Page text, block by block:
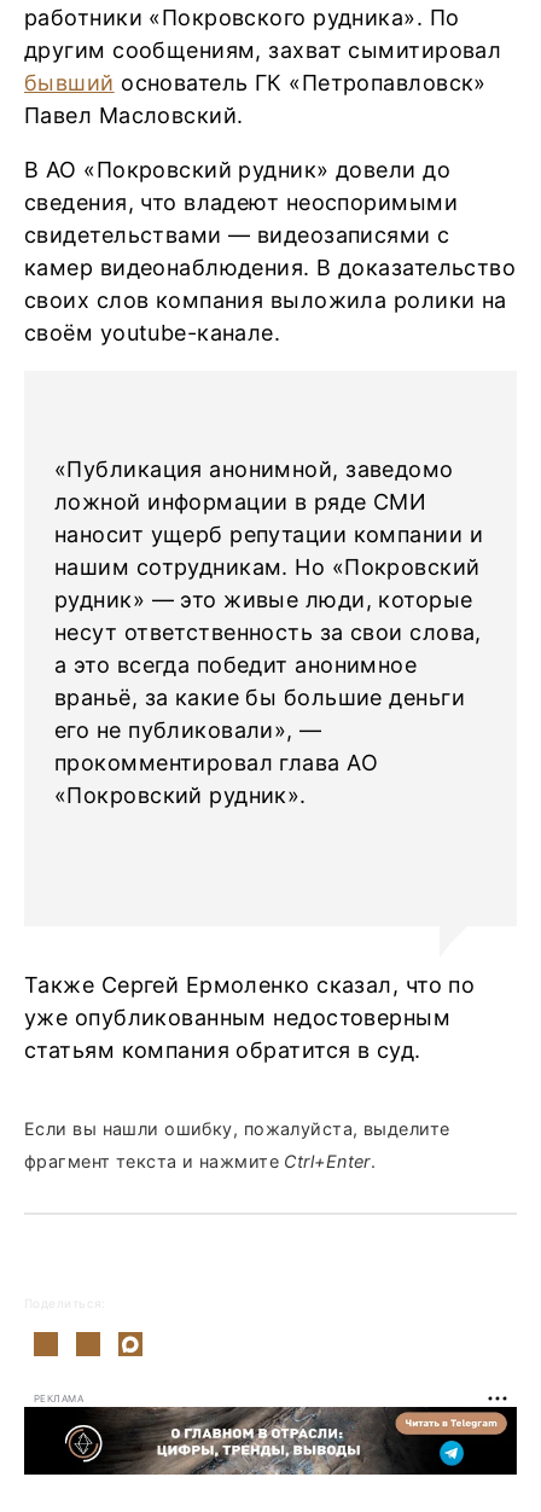
работники «Покровского рудника». По
другим сообщениям, захват сымитировал
бывший основатель ГК «Петропавловск»
Павел Масловский.
В АО «Покровский рудник» довели до
сведения, что владеют неоспоримыми
свидетельствами — видеозаписями с
камер видеонаблюдения. В доказательство
своих слов компания выложила ролики на
своём youtube-канале.
«Публикация анонимной, заведомо
ложной информации в ряде СМИ
наносит ущерб репутации компании и
нашим сотрудникам. Но «Покровский
рудник» — это живые люди, которые
несут ответственность за свои слова,
а это всегда победит анонимное
враньё, за какие бы большие деньги
его не публиковали», —
прокомментировал глава АО
«Покровский рудник».
Также Сергей Ермоленко сказал, что по
уже опубликованным недостоверным
статьям компания обратится в суд.
Если вы нашли ошибку, пожалуйста, выделите
фрагмент текста и нажмите Ctrl+Enter.
Поделиться:
РЕКЛАМА